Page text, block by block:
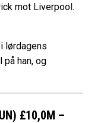
mot Liverpool.
lørdagens
på han, og
£10,0M –